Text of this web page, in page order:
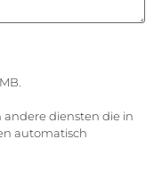
andere diensten die in
automatisch